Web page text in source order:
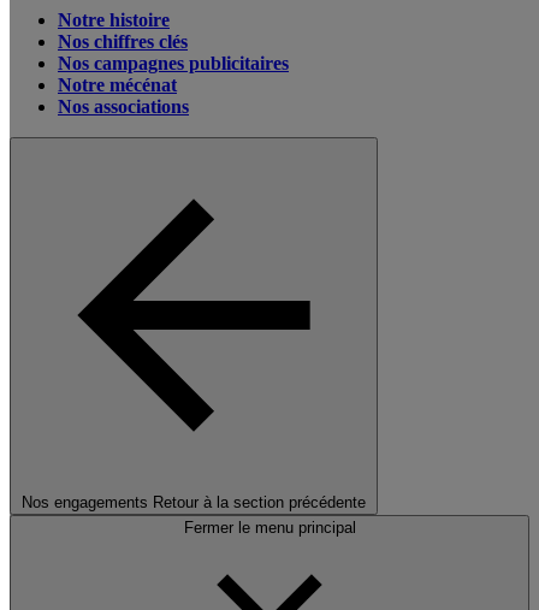
Notre histoire
Nos chiffres clés
Nos campagnes publicitaires
Notre mécénat
Nos associations
Nos engagements Retour à la section précédente
Fermer le menu principal